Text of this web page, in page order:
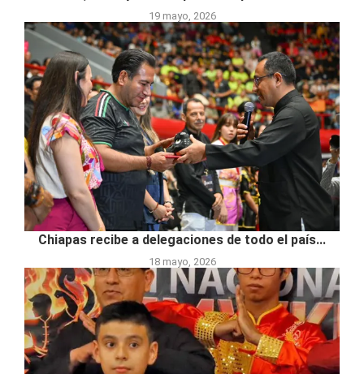
19 mayo, 2026
Chiapas recibe a delegaciones de todo el país...
18 mayo, 2026